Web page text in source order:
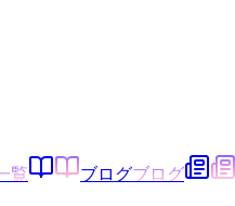
覧 ブログブログ